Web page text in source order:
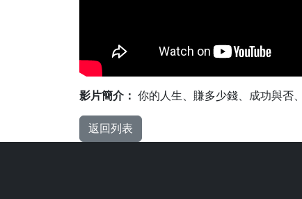
影片簡介： 你的人生、賺多少錢、成功與否
返回列表